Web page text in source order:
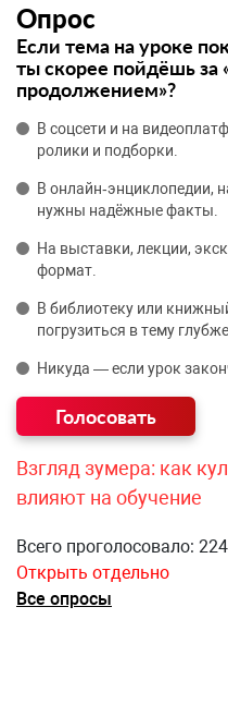
Опрос
Если тема на уроке
ты скорее пойдёшь за
продолжением»?
В соцсети и на
ролики и подборки.
В онлайн‑энциклопедии,
нужны надёжные факты.
На выставки, лекции,
формат.
В библиотеку или
погрузиться в тему глубже.
Никуда — если урок
Взгляд зумера: как
влияют на обучение
Всего проголосовало:
Открыть отдельно
Все опросы